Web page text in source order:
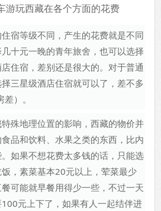
游玩西藏在各个方面的花费
宿等级不同，产生的花费就是不同
十元一晚的青年旅舍，也可以选择
住宿，差别还是很大的。对于普通
三星级酒店住宿就可以了，差不多
）。
殊地理位置的影响，西藏的物价并
品和饮料、水果之类的东西，比内
如果不想花费太多钱的话，只能选
，素菜基本20元以上，荤菜最少
可能就早餐用得少一些，不过一天
元上下了，如果有人一起结伴进